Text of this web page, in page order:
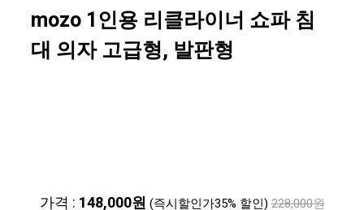
mozo 1인용 리클라이너 쇼파 침
대 의자 고급형, 발판형
가격 : 148,000원 (즉시할인가35% 할인) 228,000원